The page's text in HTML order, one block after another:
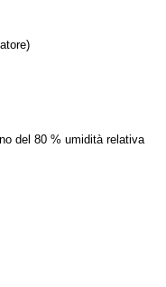
del 80 % umidità relativa